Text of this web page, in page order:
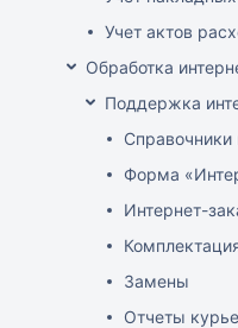
Учет актов
Обработка
Поддержка
Справочники
Форма
Интернет-
Замены
Отчеты